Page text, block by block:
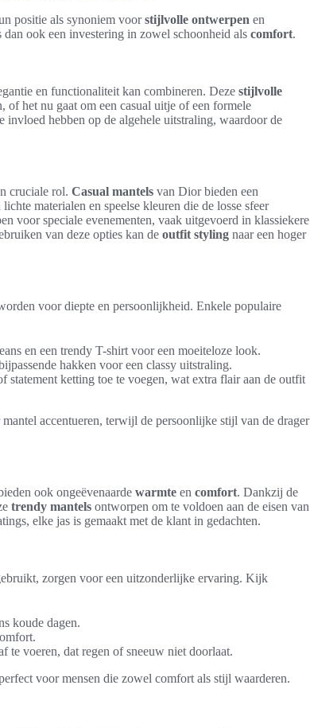
positie als synoniem voorstijlvolle ontwerpen en
ook een investering in zowel schoonheid als comfort.
en functionaliteit kan combineren. Deze stijlvolle
het nu gaat om een casual uitje of een formele
hebben op de algehele uitstraling, waardoor de
cruciale rol. Casual mantels van Dior bieden een
materialen en speelse kleuren die de losse sfeer
voor speciale evenementen, vaak uitgevoerd in klassiekere
van deze opties kan de outfit styling naar een hoger
voor diepte en persoonlijkheid. Enkele populaire
en een trendy T-shirt voor een moeiteloze look.
hakken voor een classy uitstraling.
statement ketting toe te voegen, wat extra flair aan de outfit
accentueren, terwijl de persoonlijke stijl van de drager
ook ongeëvenaarde warmte en comfort. Dankzij de
trendy mantels ontworpen om te voldoen aan de eisen van
elke jas is gemaakt met de klant in gedachten.
zorgen voor een uitzonderlijke ervaring. Kijk
koude dagen.
te voeren, dat regen of sneeuw niet doorlaat.
voor mensen die zowel comfort als stijl waarderen.